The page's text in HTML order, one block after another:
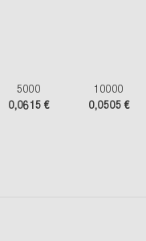
5000
0,0615 €
10000
0,0505 €